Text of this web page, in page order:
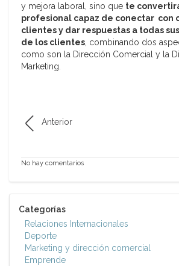
y mejora laboral, sino que te
profesional capaz de conectar con
clientes y dar respuestas a todas
de los clientes, combinando dos
como son la Dirección Comercial y la
Marketing.
Anterior
No hay comentarios
Categorías
Relaciones Internacionales
Deporte
Marketing y dirección comercial
Emprende